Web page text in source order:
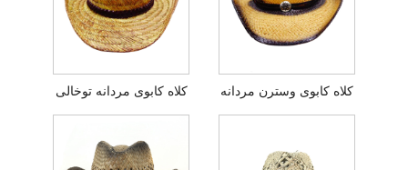
کلاه کابوی مردانه توخالی کلاه کابوی وسترن مردانه